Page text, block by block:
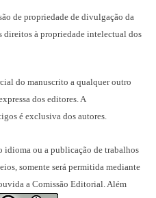
de propriedade de divulgação da
direitos à propriedade intelectual dos
do manuscrito a qualquer outro
dos editores. A
é exclusiva dos autores.
idioma ou a publicação de trabalhos
somente será permitida mediante
a Comissão Editorial. Além